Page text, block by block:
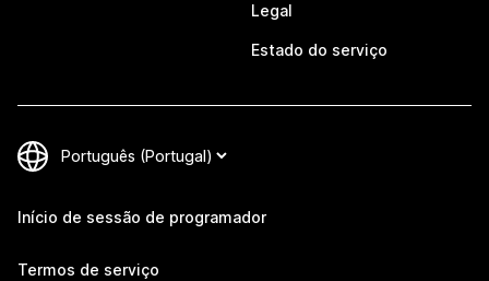
Legal
Estado do serviço
Início de sessão de programador
Termos de serviço